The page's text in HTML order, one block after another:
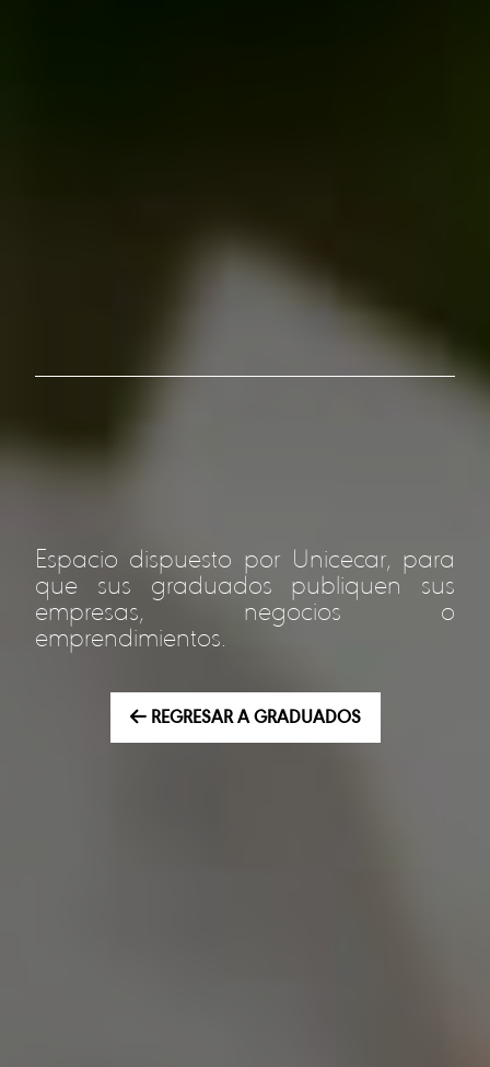
Espacio dispuesto por Unicecar, para
que sus graduados publiquen sus
empresas, negocios o
emprendimientos.
REGRESAR A GRADUADOS